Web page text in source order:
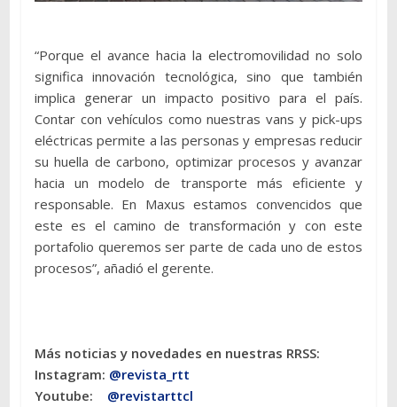
“Porque el avance hacia la electromovilidad no solo
significa innovación tecnológica, sino que también
implica generar un impacto positivo para el país.
Contar con vehículos como nuestras vans y pick-ups
eléctricas permite a las personas y empresas reducir
su huella de carbono, optimizar procesos y avanzar
hacia un modelo de transporte más eficiente y
responsable. En Maxus estamos convencidos que
este es el camino de transformación y con este
portafolio queremos ser parte de cada uno de estos
procesos”, añadió el gerente.
Más noticias y novedades en nuestras RRSS:
Instagram: @revista_rtt
Youtube: @revistarttcl